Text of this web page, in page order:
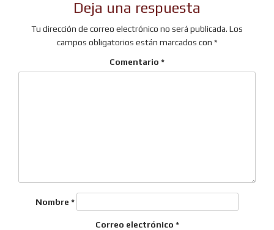
entradas
Deja una respuesta
Tu dirección de correo electrónico no será publicada. Los
campos obligatorios están marcados con *
Comentario *
Nombre *
Correo electrónico *